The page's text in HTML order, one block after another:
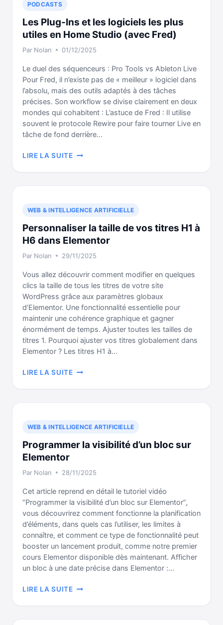
PODCASTS
Les Plug-Ins et les logiciels les plus
utiles en Home Studio (avec Fred)
Par Nolan 01/12/2025
Le duel des séquenceurs : Pro Tools vs Ableton Live
Pour Fred, il n’existe pas de « meilleur » logiciel dans
l’absolu, mais des outils adaptés à des tâches
précises. Son workflow se divise clairement en deux
mondes qui cohabitent : L’astuce de Fred : Il utilise
souvent le protocole Rewire pour faire tourner Live en
tâche de fond derrière…
LIRE LA SUITELES
INS
ET
PLUS
UTILES
HOME
(AVEC
FRED)
WEB & INTELLIGENCE ARTIFICIELLE
Personnaliser la taille de vos titres H1 à
H6 dans Elementor
Par Nolan 29/11/2025
Vous allez découvrir comment modifier en quelques
clics la taille de tous les titres de votre site
WordPress grâce aux paramètres globaux
d’Elementor. Une fonctionnalité essentielle pour
maintenir une cohérence graphique et gagner
énormément de temps. Ajuster toutes les tailles de
titres 1. Pourquoi ajuster vos titres globalement dans
Elementor ? Les titres H1 à…
LIRE LA SUITEPERSONNALISER
TAILLE
DE
À
ELEMENTOR
WEB & INTELLIGENCE ARTIFICIELLE
Programmer la visibilité d’un bloc sur
Elementor
Par Nolan 28/11/2025
Cet article reprend en détail le tutoriel vidéo
“Programmer la visibilité d’un bloc sur Elementor”,
vous découvrirez comment fonctionne la planification
d’éléments, dans quels cas l’utiliser, les limites à
connaître, et comment ce type de fonctionnalité peut
booster un lancement produit, comme notre premier
cours Elementor disponible dès maintenant. Afficher
un bloc à une date précise dans Elementor :…
LIRE LA SUITEPROGRAMMER
VISIBILITÉ
D’UN